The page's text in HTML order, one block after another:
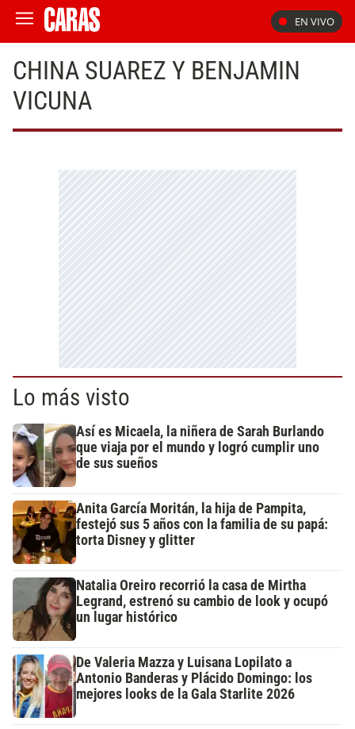
EN VIVO
CHINA SUAREZ Y BENJAMIN
VICUNA
Lo más visto
Así es Micaela, la niñera de Sarah Burlando
que viaja por el mundo y logró cumplir uno
de sus sueños
Anita García Moritán, la hija de Pampita,
festejó sus 5 años con la familia de su papá:
torta Disney y glitter
Natalia Oreiro recorrió la casa de Mirtha
Legrand, estrenó su cambio de look y ocupó
un lugar histórico
De Valeria Mazza y Luisana Lopilato a
Antonio Banderas y Plácido Domingo: los
mejores looks de la Gala Starlite 2026